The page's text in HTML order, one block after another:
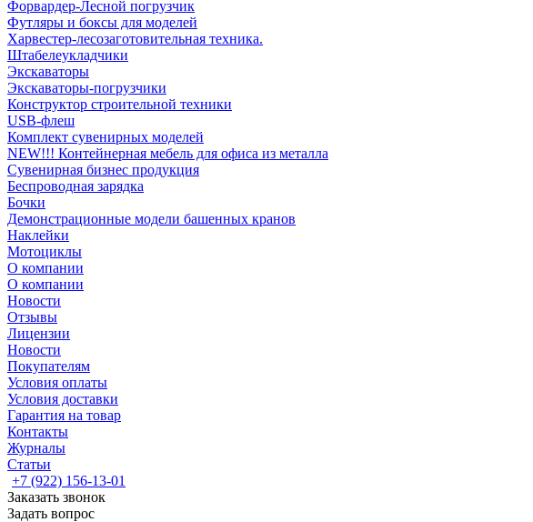
Форвардер-Лесной погрузчик
Футляры и боксы для моделей
Харвестер-лесозаготовительная техника.
Штабелеукладчики
Экскаваторы
Экскаваторы-погрузчики
Конструктор строительной техники
USB-флеш
Комплект сувенирных моделей
NEW!!! Контейнерная мебель для офиса из металла
Сувенирная бизнес продукция
Беспроводная зарядка
Бочки
Демонстрационные модели башенных кранов
Наклейки
Мотоциклы
О компании
О компании
Новости
Отзывы
Лицензии
Новости
Покупателям
Условия оплаты
Условия доставки
Гарантия на товар
Контакты
Журналы
Статьи
+7 (922) 156-13-01
Заказать звонок
Задать вопрос